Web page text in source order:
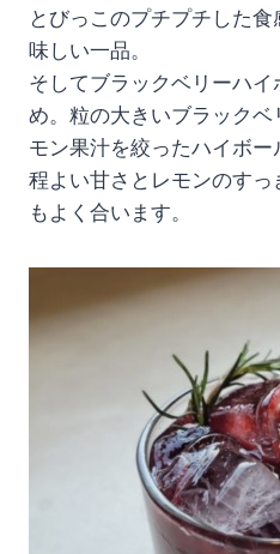
とびっこのプチプチした
味しい一品。
そしてブラックベリーハ
め。粒の大きいブラック
モン果汁を絞ったハイボー
程よい甘さとレモンのす
もよく合います。